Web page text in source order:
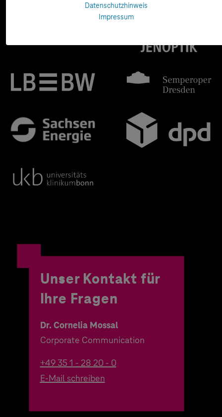
Datenschutzhinweis
Impressum
Unser Kontakt für
Ihre Fragen
Dr. Cornelia Mossal
Corporate Communication
+49 35 1 - 28 20 - 0
E-Mail schreiben